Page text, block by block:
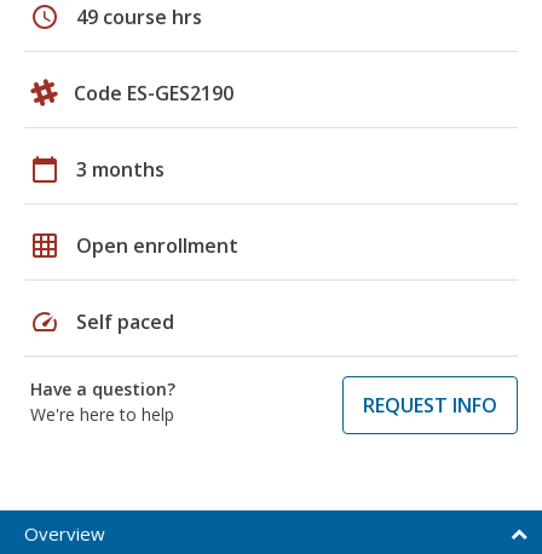
schedule 49 course hrs
Code ES-GES2190
calendar_today 3 months
grid_on Open enrollment
speed Self paced
Have a question?
We're here to help
REQUEST INFO
Overview